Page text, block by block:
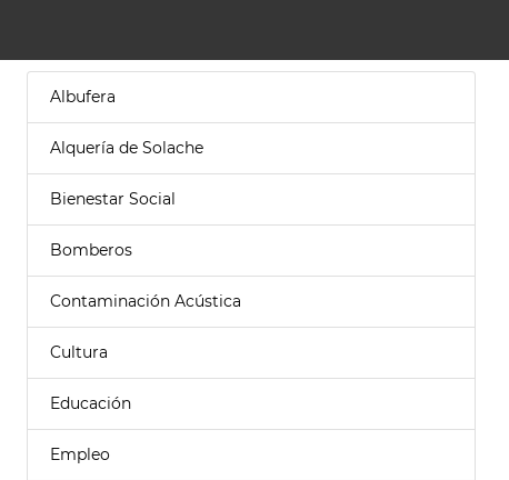
Albufera
Alquería de Solache
Bienestar Social
Bomberos
Contaminación Acústica
Cultura
Educación
Empleo